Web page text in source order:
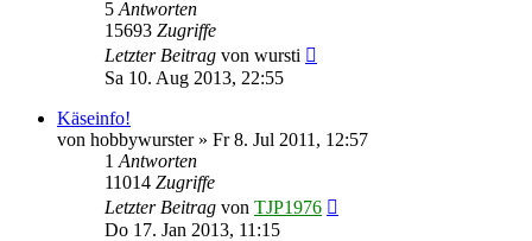
5 Antworten
15693 Zugriffe
Letzter Beitrag von wursti
Sa 10. Aug 2013, 22:55
Käseinfo!
von hobbywurster» Fr 8. Jul 2011, 12:57
1 Antworten
11014 Zugriffe
Letzter Beitrag von TJP1976
Do 17. Jan 2013, 11:15